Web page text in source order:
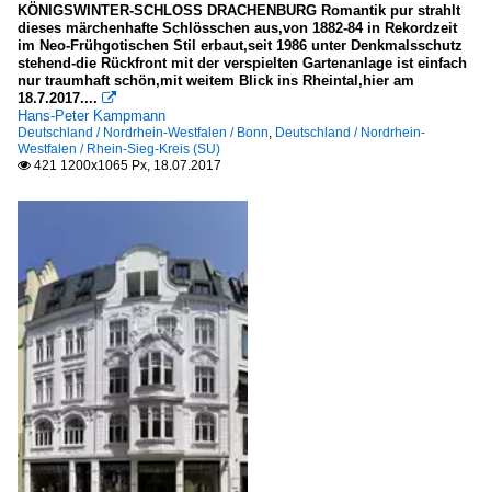
KÖNIGSWINTER-SCHLOSS DRACHENBURG Romantik pur strahlt
dieses märchenhafte Schlösschen aus,von 1882-84 in Rekordzeit
im Neo-Frühgotischen Stil erbaut,seit 1986 unter Denkmalsschutz
stehend-die Rückfront mit der verspielten Gartenanlage ist einfach
nur traumhaft schön,mit weitem Blick ins Rheintal,hier am
18.7.2017.... 
Hans-Peter Kampmann
Deutschland / Nordrhein-Westfalen / Bonn Deutschland / Nordrhein-
Westfalen / Rhein-Sieg-Kreis (SU)
 421 1200x1065 Px, 18.07.2017